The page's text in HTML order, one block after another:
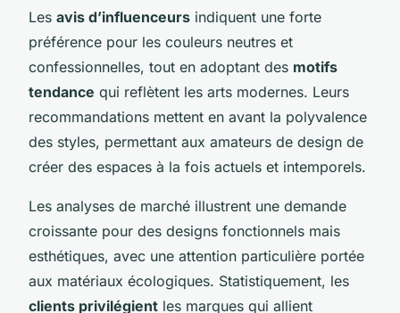
Les avis d’influenceurs indiquent une forte
préférence pour les couleurs neutres et
confessionnelles, tout en adoptant des motifs
tendance qui reflètent les arts modernes. Leurs
recommandations mettent en avant la polyvalence
des styles, permettant aux amateurs de design de
créer des espaces à la fois actuels et intemporels.
Les analyses de marché illustrent une demande
croissante pour des designs fonctionnels mais
esthétiques, avec une attention particulière portée
aux matériaux écologiques. Statistiquement, les
clients privilégient les marques qui allient